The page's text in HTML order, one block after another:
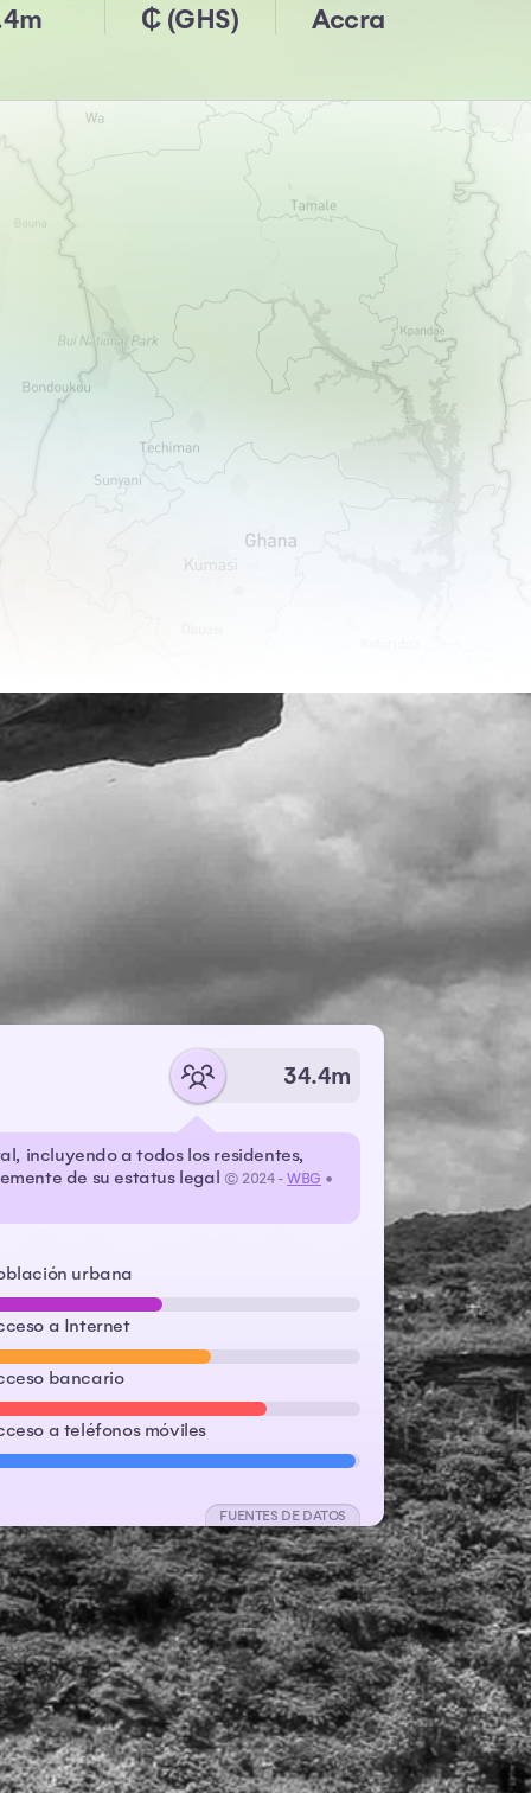
₵ (GHS) Accra
34.4m
incluyendo a todos los residentes,
de su estatus legal © 2024 -WBG •
urbana
a Internet
bancario
a teléfonos móviles
FUENTES DE DATOS